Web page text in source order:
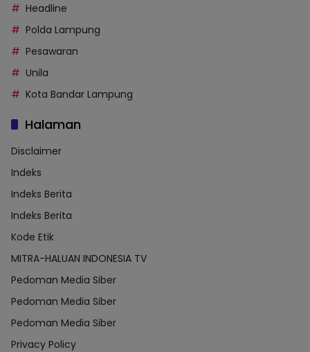
Headline
Polda Lampung
Pesawaran
Unila
Kota Bandar Lampung
Halaman
Disclaimer
Indeks
Indeks Berita
Indeks Berita
Kode Etik
MITRA-HALUAN INDONESIA TV
Pedoman Media Siber
Pedoman Media Siber
Pedoman Media Siber
Privacy Policy